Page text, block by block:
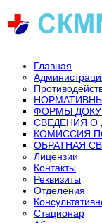
Главная
ФОРМЫ
СВЕДЕНИЯ О
КОМИССИЯ
ОБРАТНАЯ
Лицензии
Контакты
Реквизиты
Отделения
Стационар